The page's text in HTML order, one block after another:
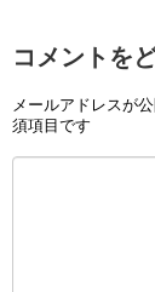
コメントを
メールアドレスが
須項目です